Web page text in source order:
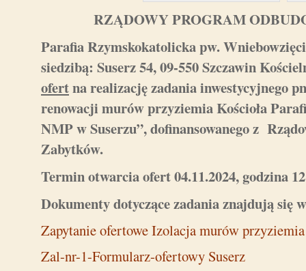
RZĄDOWY PROGRAM
Parafia Rzymskokatolicka pw.
siedzibą: Suserz 54, 09-550 Szczawin
ofertna realizację zadania inwestycyjnego
renowacji murów przyziemia Kościoła
NMP w Suserzu”, dofinansowanego z
Zabytków.
Termin otwarcia ofert 04.11.2024, godzina
Dokumenty dotyczące zadania znajdują się
Zapytanie ofertowe Izolacja murów
Zal-nr-1-Formularz-ofertowy Suserz